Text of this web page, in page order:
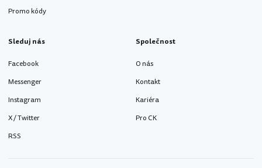
Promo kódy
Sleduj nás
Facebook
Messenger
Instagram
X / Twitter
RSS
Společnost
O nás
Kontakt
Kariéra
Pro CK